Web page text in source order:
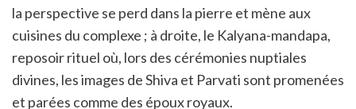
la perspective se perd dans la pierre et mène aux
cuisines du complexe ; à droite, le Kalyana-mandapa,
reposoir rituel où, lors des cérémonies nuptiales
divines, les images de Shiva et Parvati sont promenées
et parées comme des époux royaux.